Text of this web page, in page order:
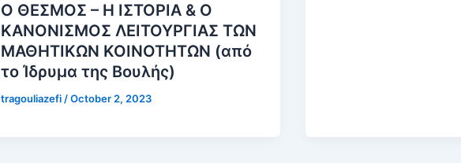
Ο ΘΕΣΜΟΣ – Η ΙΣΤΟΡΙΑ & Ο
ΚΑΝΟΝΙΣΜΟΣ ΛΕΙΤΟΥΡΓΙΑΣ ΤΩΝ
ΜΑΘΗΤΙΚΩΝ ΚΟΙΝΟΤΗΤΩΝ (από
το Ίδρυμα της Βουλής)
tragouliazefi/October 2, 2023